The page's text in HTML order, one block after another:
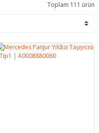
Toplam 111 ürün